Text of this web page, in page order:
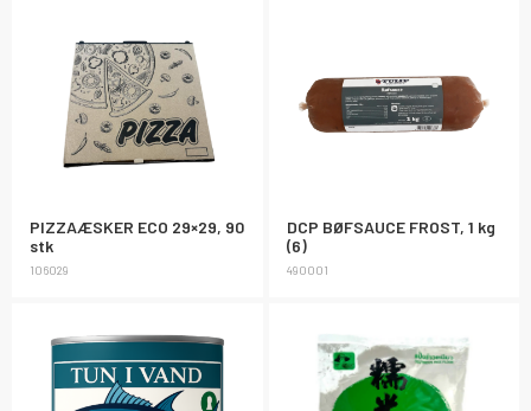
PIZZAÆSKER ECO 29×29, 90
stk
106029
DCP BØFSAUCE FROST, 1 kg
(6)
490001